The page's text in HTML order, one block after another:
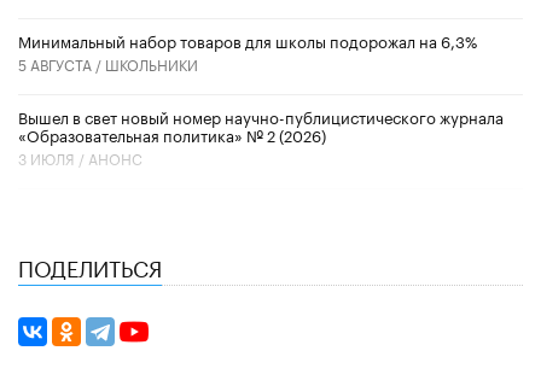
Минимальный набор товаров для школы подорожал на 6,3%
5 АВГУСТА / ШКОЛЬНИКИ
Вышел в свет новый номер научно-публицистического журнала
«Образовательная политика» № 2 (2026)
3 ИЮЛЯ / АНОНС
ПОДЕЛИТЬСЯ